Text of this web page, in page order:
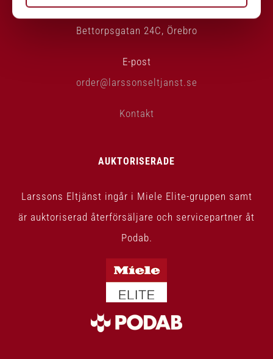
Adress
Bettorpsgatan 24C, Örebro
E-post
order@larssonseltjanst.se
Kontakt
AUKTORISERADE
Larssons Eltjänst ingår i Miele Elite-gruppen samt
är auktoriserad återförsäljare och servicepartner åt
Podab.